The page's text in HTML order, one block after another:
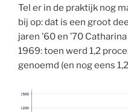
Tel er in de praktijk nog
bij op: dat is een groot
jaren ’60 en ’70
1969: toen werd 1,2
genoemd (en nog eens